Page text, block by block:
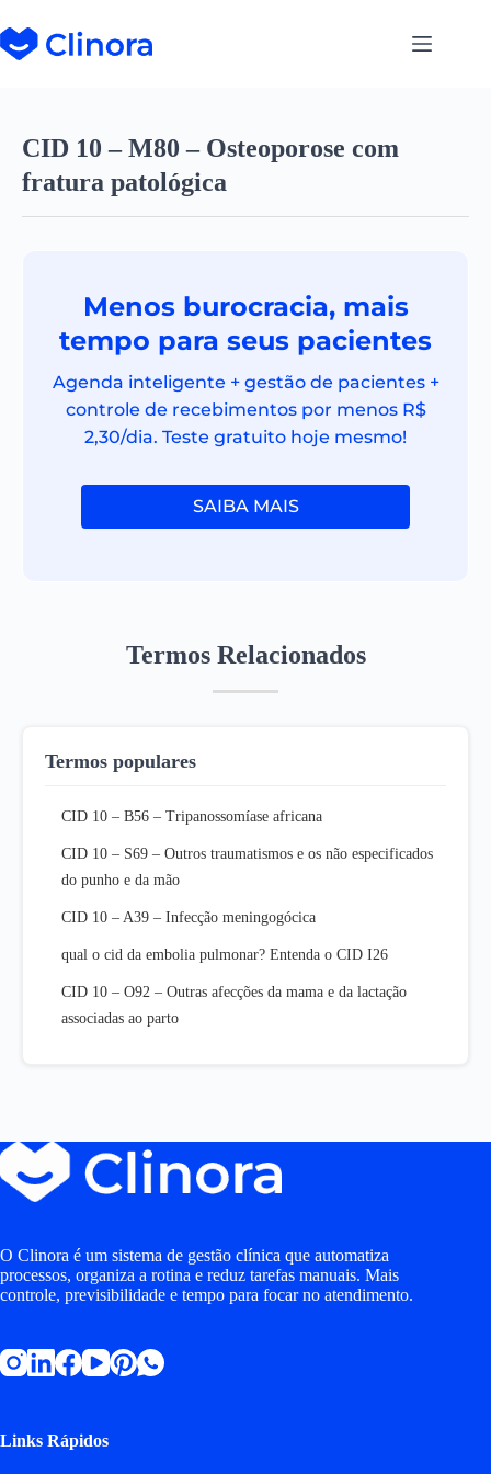
CID 10 – M80 – Osteoporose com
fratura patológica
Menos burocracia, mais
tempo para seus pacientes
Agenda inteligente + gestão de pacientes +
controle de recebimentos por menos R$
2,30/dia. Teste gratuito hoje mesmo!
SAIBA MAIS
Termos Relacionados
Termos populares
CID 10 – B56 – Tripanossomíase africana
CID 10 – S69 – Outros traumatismos e os não especificados
do punho e da mão
CID 10 – A39 – Infecção meningogócica
qual o cid da embolia pulmonar? Entenda o CID I26
CID 10 – O92 – Outras afecções da mama e da lactação
associadas ao parto
O Clinora é um sistema de gestão clínica que automatiza
processos, organiza a rotina e reduz tarefas manuais. Mais
controle, previsibilidade e tempo para focar no atendimento.
Links Rápidos